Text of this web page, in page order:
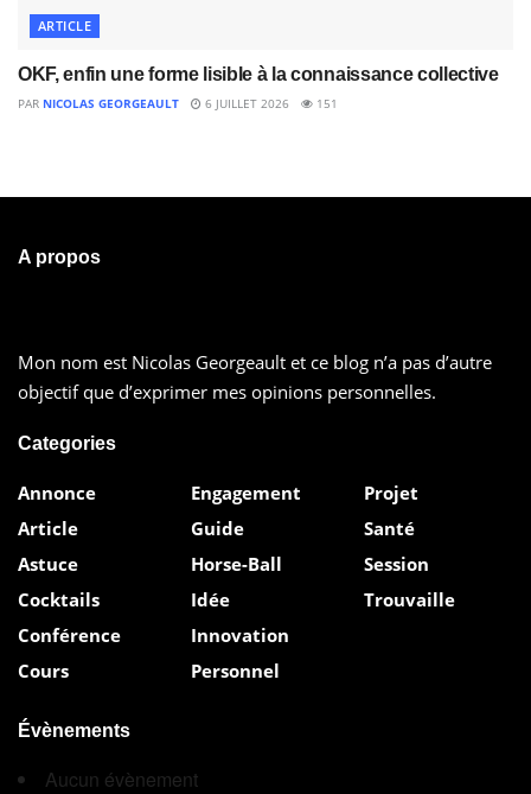
ARTICLE
OKF, enfin une forme lisible à la connaissance collective
PAR NICOLAS GEORGEAULT 6 JUILLET 2026 151
A propos
Mon nom est Nicolas Georgeault et ce blog n’a pas d’autre
objectif que d’exprimer mes opinions personnelles.
Categories
Annonce
Article
Astuce
Cocktails
Conférence
Cours
Engagement
Guide
Horse-Ball
Idée
Innovation
Personnel
Projet
Santé
Session
Trouvaille
Évènements
Aucun évènement